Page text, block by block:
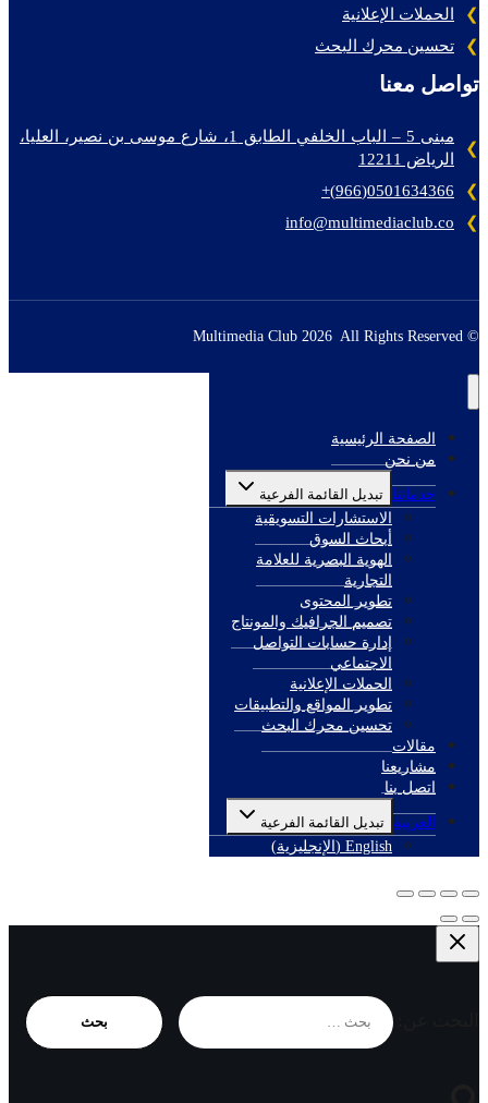
الحملات الإعلانية
تحسين محرك البحث
تواصل معنا
مبنى 5 – الباب الخلفي الطابق 1، شارع موسى بن نصير، العليا،
الرياض 12211
0501634366(966)+
info@multimediaclub.co
© Multimedia Club 2026 All Rights Reserved
الصفحة الرئيسية
من نحن
خدماتنا تبديل القائمة الفرعية
الاستشارات التسويقية
أبحاث السوق
الهوية البصرية للعلامة
التجارية
تطوير المحتوى
تصميم الجرافيك والمونتاج
إدارة حسابات التواصل
الاجتماعي
الحملات الإعلانية
تطوير المواقع والتطبيقات
تحسين محرك البحث
مقالات
مشاريعنا
اتصل بنا
العربية تبديل القائمة الفرعية
English
(الإنجليزية)